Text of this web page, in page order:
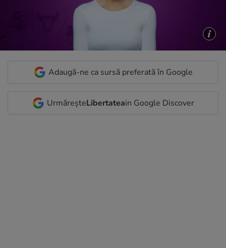
Adaugă-ne ca sursă preferată în Google
UrmăreșteLibertateain Google Discover